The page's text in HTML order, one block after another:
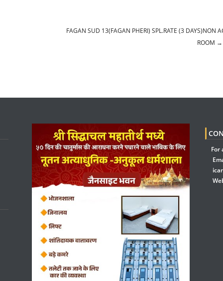
FAGAN SUD 13(FAGAN PHERI) SPL.RATE (3 DAYS)NON
ROOM →
For